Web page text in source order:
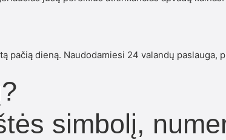
pačią dieną. Naudodamiesi 24 valandų paslauga,
simbolį,